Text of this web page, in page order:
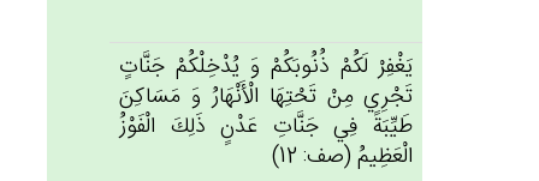
يَغْفِرْ لَكُم‌ْ ذُنُوبَكُم‌ْ وَ يُدْخِلْكُم‌ْ جَنَّات‌ٍ
تَجْرِي‌ مِنْ‌ تَحْتِهَا الْأَنْهَارُ وَ مَسَاكِن‌َ
طَيِّبَة‌ً فِي‌ جَنَّات‌ِ عَدْن‌ٍ ذَلِك‌َ الْفَوْزُ
الْعَظِيم‌ُ (صف: 12)